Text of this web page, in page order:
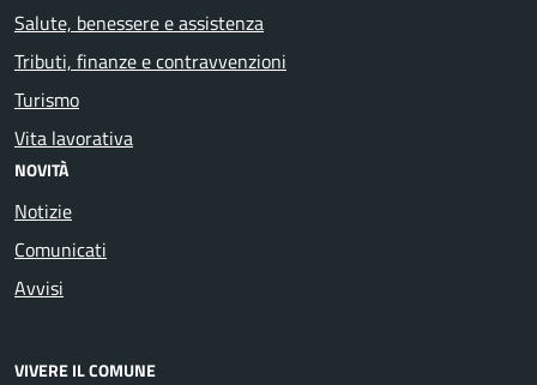
Salute, benessere e assistenza
Tributi, finanze e contravvenzioni
Turismo
Vita lavorativa
NOVITÀ
Notizie
Comunicati
Avvisi
VIVERE IL COMUNE